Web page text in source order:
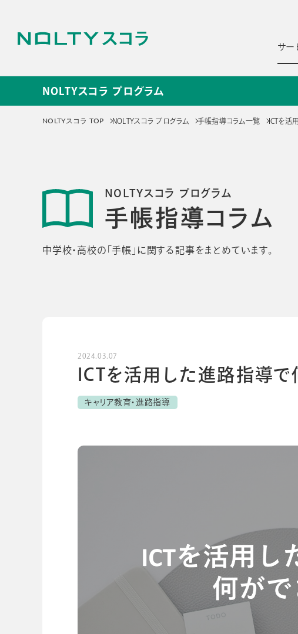
サー
NOLTYスコラ プログラムスコロ
NOLTYスコラ
手帳
プログラムツール
NOLTYスコラ
探究活動とは
教材
ビジネスツール事業 企業情報
NOLTYスコラ プログラム
NOLTYスコラ TOP NOLTYスコラ プログラム 手帳指導コラム一覧 ICTを活
手帳指導コラム
NOLTYスコラ プログラム
中学校・高校の「手帳」に関する記事をまとめています。
2024.03.07
ICTを活用した進路指導で
キャリア教育・進路指導